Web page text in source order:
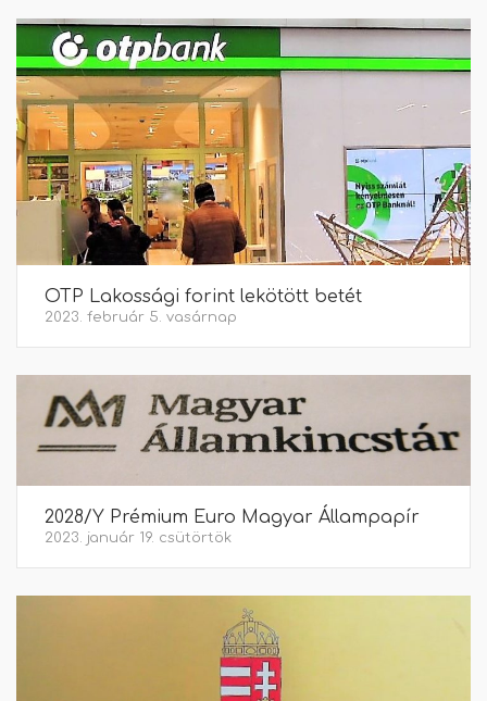
OTP Lakossági forint lekötött betét
2023. február 5. vasárnap
2028/Y Prémium Euro Magyar Állampapír
2023. január 19. csütörtök